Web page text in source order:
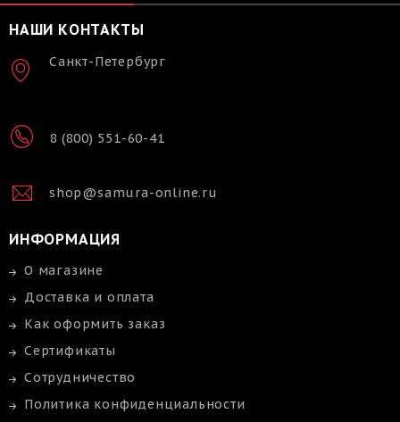
НАШИ КОНТАКТЫ
Санкт-Петербург
8 (800) 551-60-41
shop@samura-online.ru
ИНФОРМАЦИЯ
О магазине
Доставка и оплата
Как оформить заказ
Сертификаты
Сотрудничество
Политика конфиденциальности